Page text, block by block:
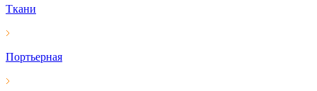
Ткани
Портьерная